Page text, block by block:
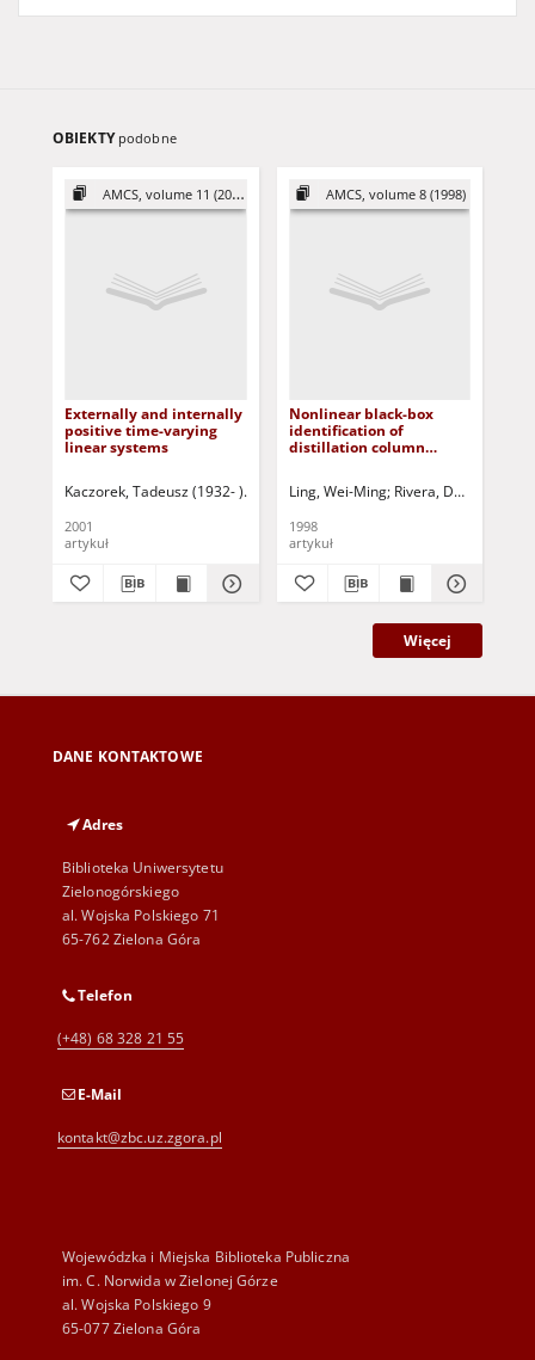
OBIEKTY podobne
AMCS, volume 11 (2001)
Externally and internally
positive time-varying
linear systems
Kaczorek, Tadeusz (1932- ) Triggiani, Roberto- ed. Maksimov,
2001
artykuł
AMCS, volume 8 (1998)
Nonlinear black-box
identification of
distillation column
performance
Ling, Wei-Ming Rivera, Daniel E.
1998
artykuł
Więcej
DANE KONTAKTOWE
Adres
Biblioteka Uniwersytetu
Zielonogórskiego
al. Wojska Polskiego 71
65-762 Zielona Góra
Telefon
(+48) 68 328 21 55
E-Mail
kontakt@zbc.uz.zgora.pl
Wojewódzka i Miejska Biblioteka Publiczna
im. C. Norwida w Zielonej Górze
al. Wojska Polskiego 9
65-077 Zielona Góra